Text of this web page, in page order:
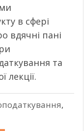
в сфері
вдячні пані
та
лекції.
,